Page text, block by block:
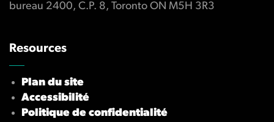
bureau 2400, C.P. 8, Toronto ON M5H 3R3
Resources
Plan du site
Accessibilité
Politique de confidentialité